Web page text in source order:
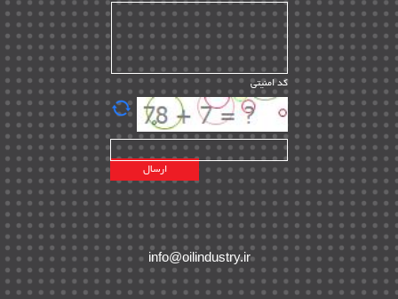
مدیریت دانش
مدیریت سازمانی و عمومی | ۲
تأمین کالا | ۱۳
EPC | ۲۰
پیمانکاران بین المللی | ۸
اطلاعات انرژی کشورها | ۱۴
پروژه های خارجی | ۱۵
نقشه های نفت و گاز خارجی | ۱۰
شرکت های نفتی | ۱۴
پلانت های فعال | ۴۰
طرح ها و پروژه ها | ۳۵
کد امنیتی
info@oilindustry.ir